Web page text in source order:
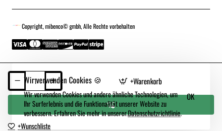
Wir verwenden Cookies 🍪
Wir verwenden Cookies und andere ähnliche Technologien, um
Ihr Surferlebnis und die Funktionalität unserer Website zu
verbessern. Erfahren Sie mehr in unserer.Datenschutzrichtlinie.
OK
+Warenkorb
+Wunschliste
Copyright, mibenco© gmbh, Alle Rechte vorbehalten